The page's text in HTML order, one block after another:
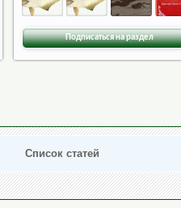
Подписаться на раздел
Список статей